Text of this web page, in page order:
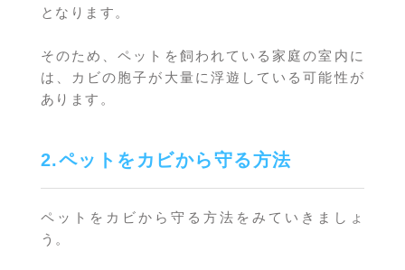
となります。
そのため、ペットを飼われている家庭の室内に
は、カビの胞子が大量に浮遊している可能性が
あります。
2.ペットをカビから守る方法
ペットをカビから守る方法をみていきましょ
う。